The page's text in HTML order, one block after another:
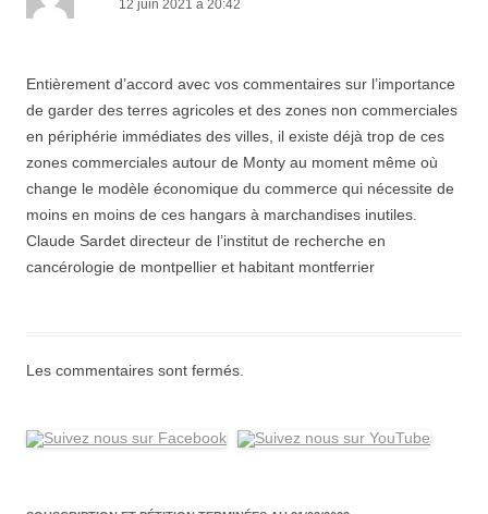
12 juin 2021 à 20:42
Entièrement d’accord avec vos commentaires sur l’importance
de garder des terres agricoles et des zones non commerciales
en périphérie immédiates des villes, il existe déjà trop de ces
zones commerciales autour de Monty au moment même où
change le modèle économique du commerce qui nécessite de
moins en moins de ces hangars à marchandises inutiles.
Claude Sardet directeur de l’institut de recherche en
cancérologie de montpellier et habitant montferrier
Les commentaires sont fermés.